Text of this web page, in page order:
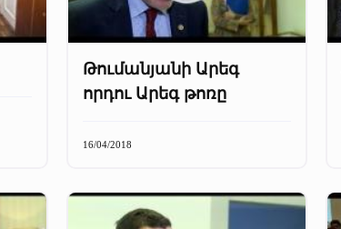
Թումանյանի Արեգ
որդու Արեգ թոռը
16/04/2018